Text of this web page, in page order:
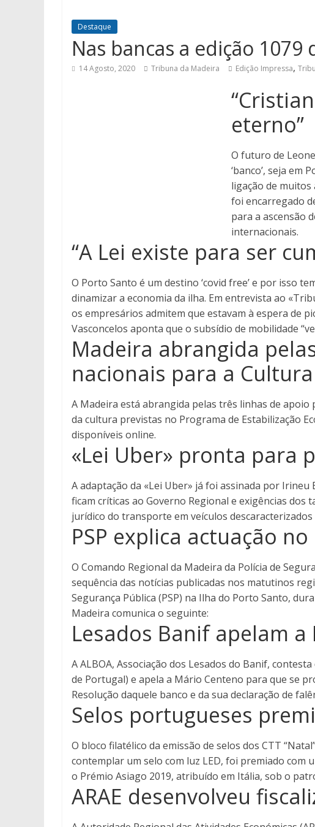
Destaque
Nas bancas a edição
14 Agosto, 2020 Tribuna da Madeira Edição Impressa,
eterno”
O futuro de
‘banco’, seja em
ligação de
foi encarregado
para a ascensão
internacionais.
“A Lei existe para ser
O Porto Santo é um destino ‘covid free’ e por isso
dinamizar a economia da ilha. Em entrevista ao
os empresários admitem que estavam à espera de
Vasconcelos aponta que o subsídio de mobilidade
Madeira abrangida
nacionais para a Cultura
A Madeira está abrangida pelas três linhas de
da cultura previstas no Programa de Estabilização
disponíveis online.
«Lei Uber» pronta para
A adaptação da «Lei Uber» já foi assinada por
ficam críticas ao Governo Regional e exigências dos
jurídico do transporte em veículos
PSP explica actuação
O Comando Regional da Madeira da Polícia de
sequência das notícias publicadas nos matutinos
Segurança Pública (PSP) na Ilha do Porto Santo,
Madeira comunica o seguinte:
Lesados Banif apelam
A ALBOA, Associação dos Lesados do Banif,
de Portugal) e apela a Mário Centeno para que se
Resolução daquele banco e da sua declaração de
Selos portugueses
O bloco filatélico da emissão de selos dos CTT
contemplar um selo com luz LED, foi premiado com
o Prémio Asiago 2019, atribuído em Itália, sob o
ARAE desenvolveu